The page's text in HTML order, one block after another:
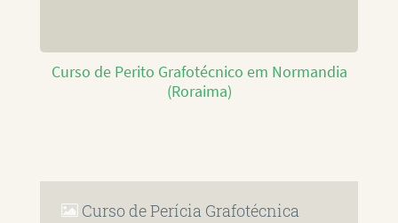
Curso de Perito Grafotécnico em Normandia
(Roraima)
Curso de Perícia Grafotécnica